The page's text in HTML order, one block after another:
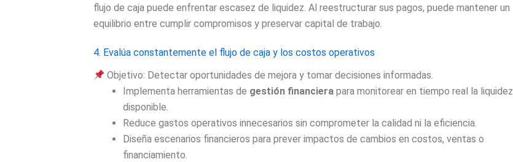
flujo de caja puede enfrentar escasez de liquidez. Al reestructurar sus pagos, puede mantener un
equilibrio entre cumplir compromisos y preservar capital de trabajo.
4. Evalúa constantemente el flujo de caja y los costos operativos
Objetivo: Detectar oportunidades de mejora y tomar decisiones informadas.
Implementa herramientas de gestión financiera para monitorear en tiempo real la liquidez
disponible.
Reduce gastos operativos innecesarios sin comprometer la calidad ni la eficiencia.
Diseña escenarios financieros para prever impactos de cambios en costos, ventas o
financiamiento.